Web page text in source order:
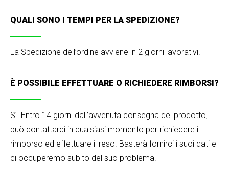
QUALI SONO I TEMPI PER LA SPEDIZIONE?
La Spedizione dell’ordine avviene in 2 giorni lavorativi.
È POSSIBILE EFFETTUARE O RICHIEDERE RIMBORSI?
Sì. Entro 14 giorni dall’avvenuta consegna del prodotto,
può contattarci in qualsiasi momento per richiedere il
rimborso ed effettuare il reso. Basterà fornirci i suoi dati e
ci occuperemo subito del suo problema.